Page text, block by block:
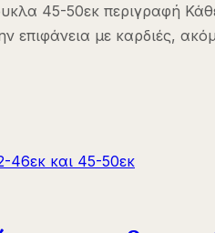
45-50εκ περιγραφή
επιφάνεια με καρδιές,